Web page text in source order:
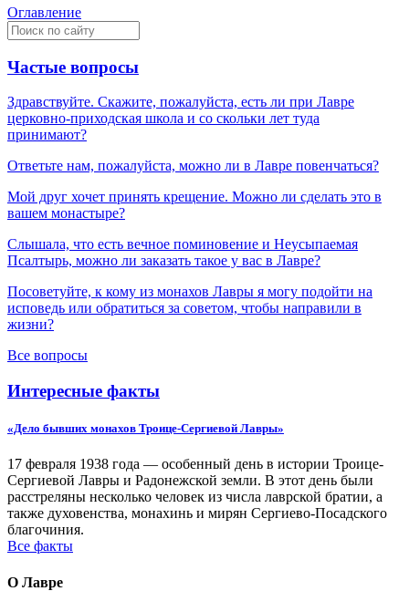
Оглавление
Частые вопросы
Здравствуйте. Скажите, пожалуйста, есть ли при Лавре
церковно-приходская школа и со скольки лет туда
принимают?
Ответьте нам, пожалуйста, можно ли в Лавре повенчаться?
Мой друг хочет принять крещение. Можно ли сделать это в
вашем монастыре?
Слышала, что есть вечное поминовение и Неусыпаемая
Псалтырь, можно ли заказать такое у вас в Лавре?
Посоветуйте, к кому из монахов Лавры я могу подойти на
исповедь или обратиться за советом, чтобы направили в
жизни?
Все вопросы
Интересные факты
«Дело бывших монахов Троице-Сергиевой Лавры»
17 февраля 1938 года — особенный день в истории Троице-
Сергиевой Лавры и Радонежской земли. В этот день были
расстреляны несколько человек из числа лаврской братии, а
также духовенства, монахинь и мирян Сергиево-Посадского
благочиния.
Все факты
О Лавре